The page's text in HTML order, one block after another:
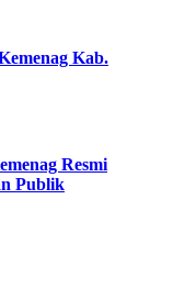
Kab.
Resmi
Publik